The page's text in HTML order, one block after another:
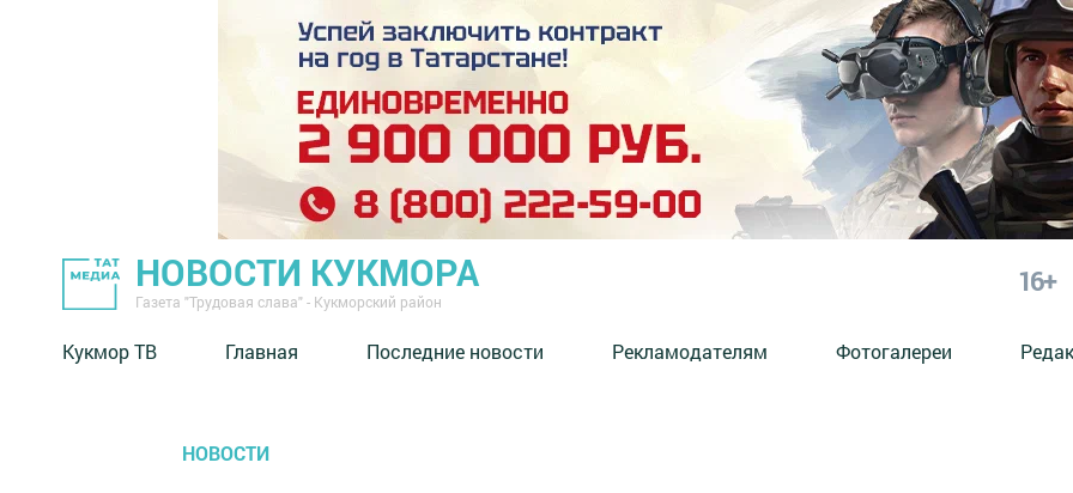
НОВОСТИ КУКМОРА
Газета "Трудовая слава" - Кукморский район
16+
Кукмор ТВ Главная Последние новости Рекламодателям Фотогалереи
НОВОСТИ